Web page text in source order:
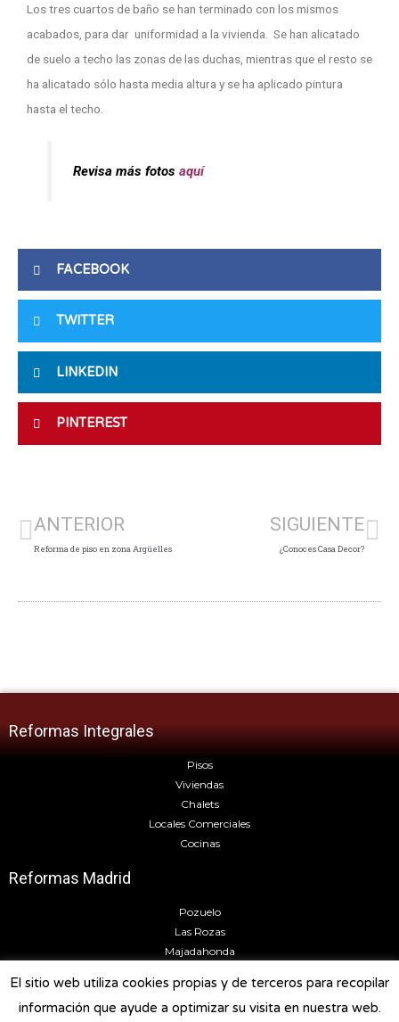
Los tres cuartos de baño se han terminado con los mismos
acabados, para dar uniformidad a la vivienda. Se han alicatado
de suelo a techo las zonas de las duchas, mientras que el resto se
ha alicatado sólo hasta media altura y se ha aplicado pintura
hasta el techo.
Revisa más fotos aquí
FACEBOOK
TWITTER
LINKEDIN
PINTEREST
ANTERIOR
Reforma de piso en zona Argüelles
SIGUIENTE
¿Conoces Casa Decor?
Reformas Integrales
Pisos
Viviendas
Chalets
Locales Comerciales
Cocinas
Reformas Madrid
Pozuelo
Las Rozas
Majadahonda
Boadilla del Monte
El sitio web utiliza cookies propias y de terceros para recopilar
información que ayude a optimizar su visita en nuestra web.